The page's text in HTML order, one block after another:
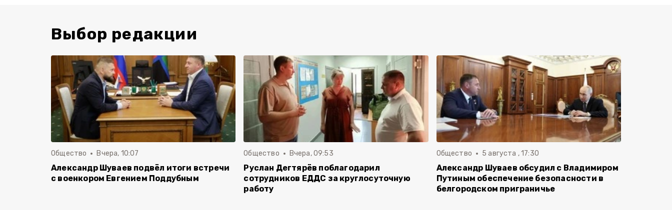
Выбор редакции
Общество Вчера, 10:07
Александр Шуваев подвёл итоги встречи
с военкором Евгением Поддубным
Общество Вчера, 09:53
Руслан Дегтярёв поблагодарил
сотрудников ЕДДС за круглосуточную
работу
Общество 5 августа , 17:30
Александр Шуваев обсудил с Владимиром
Путиным обеспечение безопасности в
белгородском приграничье